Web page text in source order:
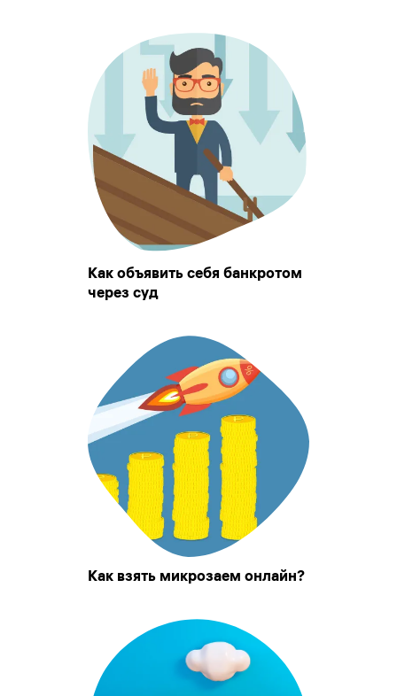
Как объявить себя банкротом
через суд
Как взять микрозаем онлайн?